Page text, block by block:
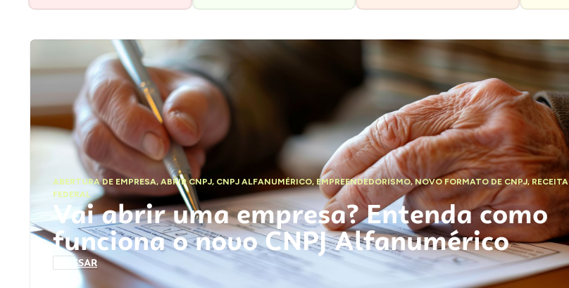
ABERTURA DE EMPRESA,ABRIR CNPJ, CNPJ ALFANUMÉRICO, EMPREENDEDORISMO,NOVO FORMATO DE CNPJ,RECEITA
FEDERAL
Vai abrir uma empresa? Entenda como
funciona o novo CNPJ Alfanumérico
ACESSAR